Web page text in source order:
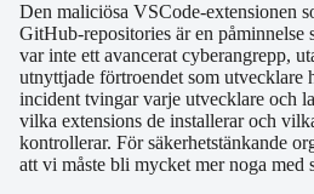
Den maliciösa VSCode-extensionen
GitHub-repositories är en påminnelse
var inte ett avancerat cyberangrepp,
utnyttjade förtroendet som utvecklare
incident tvingar varje utvecklare och
vilka extensions de installerar och
kontrollerar. För säkerhetstänkande
att vi måste bli mycket mer noga med